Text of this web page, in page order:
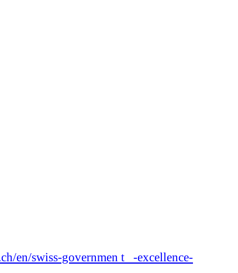
en/swiss-governmen t -excellence-